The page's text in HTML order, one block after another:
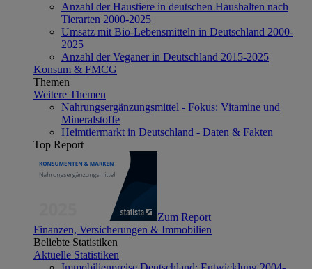
Anzahl der Haustiere in deutschen Haushalten nach
Tierarten 2000-2025
Umsatz mit Bio-Lebensmitteln in Deutschland 2000-
2025
Anzahl der Veganer in Deutschland 2015-2025
Konsum & FMCG
Themen
Weitere Themen
Nahrungsergänzungsmittel - Fokus: Vitamine und
Mineralstoffe
Heimtiermarkt in Deutschland - Daten & Fakten
Top Report
Zum Report
Finanzen, Versicherungen & Immobilien
Beliebte Statistiken
Aktuelle Statistiken